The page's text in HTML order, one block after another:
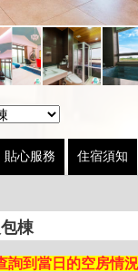
貼心服務 住宿須知
棟
詢到當日的空房情